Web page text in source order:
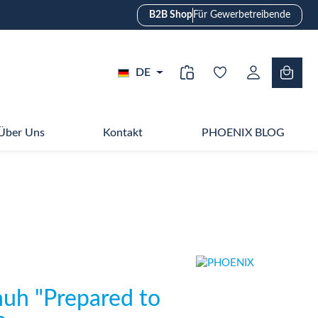
B2B Shop Für Gewerbetreibende
DE
Uns Kontakt PHOENIX BLOG
"Prepared to